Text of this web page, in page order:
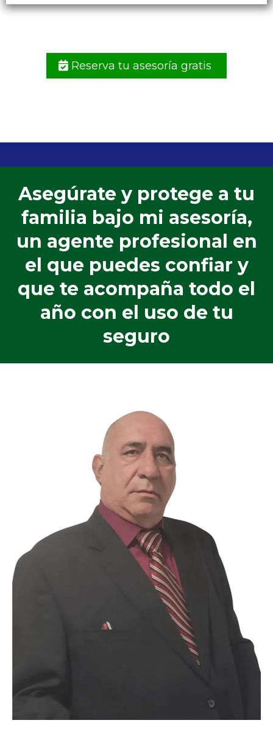
Reserva tu asesoría gratis
Asegúrate y protege a tu
familia bajo mi asesoría,
un agente profesional en
el que puedes confiar y
que te acompaña todo el
año con el uso de tu
seguro